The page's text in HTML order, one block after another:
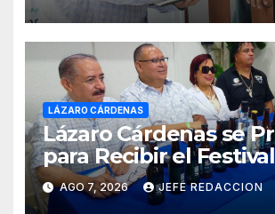
LÁZARO CÁRDENAS
Lázaro Cárdenas se
para Recibir el Festival
Internacional de la
Costa de Michoacán
AGO 7, 2026 JEFE REDACCION